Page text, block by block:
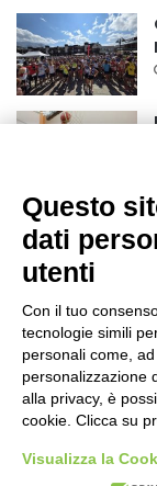
Questo
dati
utenti
Con il tuo
tecnologie simili
personali come,
personalizzazione
alla privacy, è
cookie. Clicca su
Visualizza la